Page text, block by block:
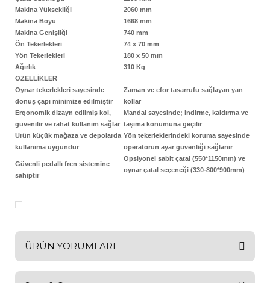
Makina Yüksekliği
2060 mm
Makina Boyu
1668 mm
Makina Genişliği
740 mm
Ön Tekerlekleri
74 x 70 mm
Yön Tekerlekleri
180 x 50 mm
Ağırlık
310 Kg
ÖZELLİKLER
Oynar tekerlekleri sayesinde
dönüş çapı minimize edilmiştir
Zaman ve efor tasarrufu sağlayan yan
kollar
Ergonomik dizayn edilmiş kol,
güvenilir ve rahat kullanım sağlar
Mandal sayesinde; indirme, kaldırma ve
taşıma konumuna geçilir
Ürün küçük mağaza ve depolarda
kullanıma uygundur
Yön tekerleklerindeki koruma sayesinde
operatörün ayar güvenliği sağlanır
Güvenli pedallı fren sistemine
sahiptir
Opsiyonel sabit çatal (550*1150mm) ve
oynar çatal seçeneği (330-800*900mm)
ÜRÜN YORUMLARI